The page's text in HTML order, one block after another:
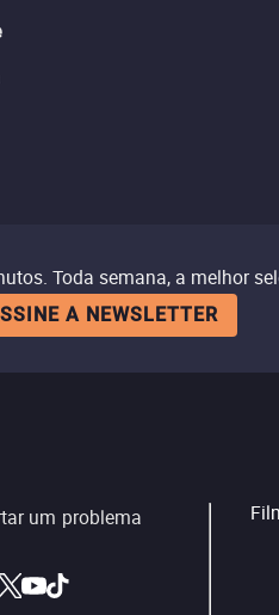
Toda semana, a melhor
A NEWSLETTER
um problema